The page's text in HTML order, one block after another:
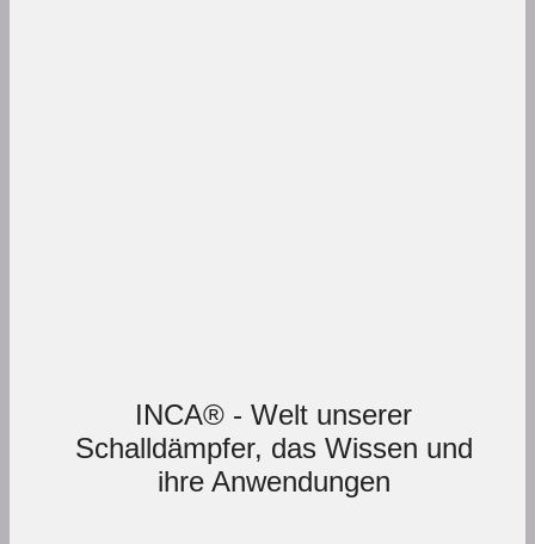
INCA® - Welt unserer
Schalldämpfer, das Wissen und
ihre Anwendungen